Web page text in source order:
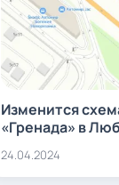
Изменится
«Гренада» в
24.04.2024